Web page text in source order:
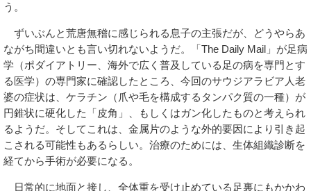
う。
ずいぶんと荒唐無稽に感じられる息子の主張だが、どうやらあ
ながち間違いとも言い切れないようだ。「The Daily Mail」が足病
学（ポダイアトリー、海外で広く普及している足の病を専門とす
る医学）の専門家に確認したところ、今回のサウジアラビア人老
婆の症状は、ケラチン（爪や毛を構成するタンパク質の一種）が
円錐状に硬化した「皮角」、もしくはガン化したものと考えられ
るようだ。そしてこれは、金属片のような外的要因により引き起
こされる可能性もあるらしい。治療のためには、生体組織診断を
経てから手術が必要になる。
日常的に地面と接し、全体重を受け止めている足裏にもかかわ